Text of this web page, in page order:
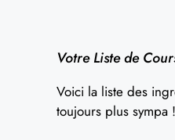
Votre Liste de
Voici la liste des
toujours plus sympa